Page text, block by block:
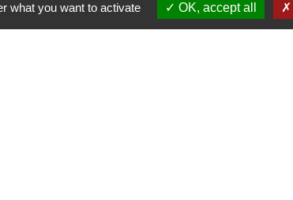
what you want to activate OK, accept all